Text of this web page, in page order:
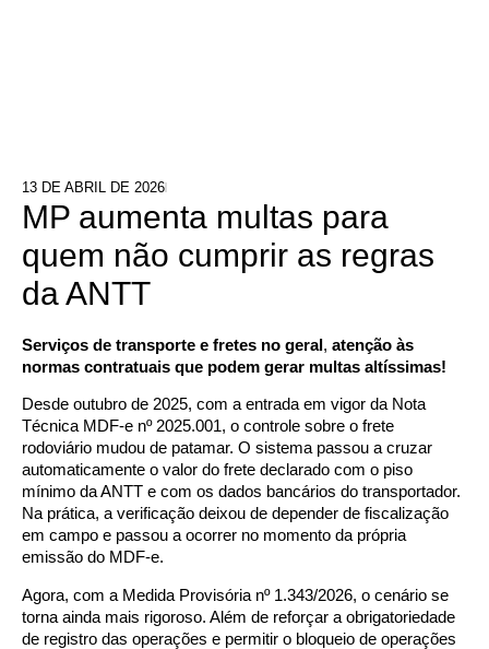
13 DE ABRIL DE 2026
MP aumenta multas para
quem não cumprir as regras
da ANTT
Serviços de transporte e fretes no geral, atenção às
normas contratuais que podem gerar multas altíssimas!
Desde outubro de 2025, com a entrada em vigor da Nota
Técnica MDF-e nº 2025.001, o controle sobre o frete
rodoviário mudou de patamar. O sistema passou a cruzar
automaticamente o valor do frete declarado com o piso
mínimo da ANTT e com os dados bancários do transportador.
Na prática, a verificação deixou de depender de fiscalização
em campo e passou a ocorrer no momento da própria
emissão do MDF-e.
Agora, com a Medida Provisória nº 1.343/2026, o cenário se
torna ainda mais rigoroso. Além de reforçar a obrigatoriedade
de registro das operações e permitir o bloqueio de operações